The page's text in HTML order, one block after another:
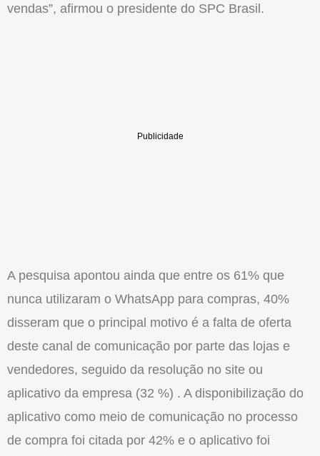
vendas”, afirmou o presidente do SPC Brasil.
A pesquisa apontou ainda que entre os 61% que
nunca utilizaram o WhatsApp para compras, 40%
disseram que o principal motivo é a falta de oferta
deste canal de comunicação por parte das lojas e
vendedores, seguido da resolução no site ou
aplicativo da empresa (32 %) . A disponibilização do
aplicativo como meio de comunicação no processo
de compra foi citada por 42% e o aplicativo foi